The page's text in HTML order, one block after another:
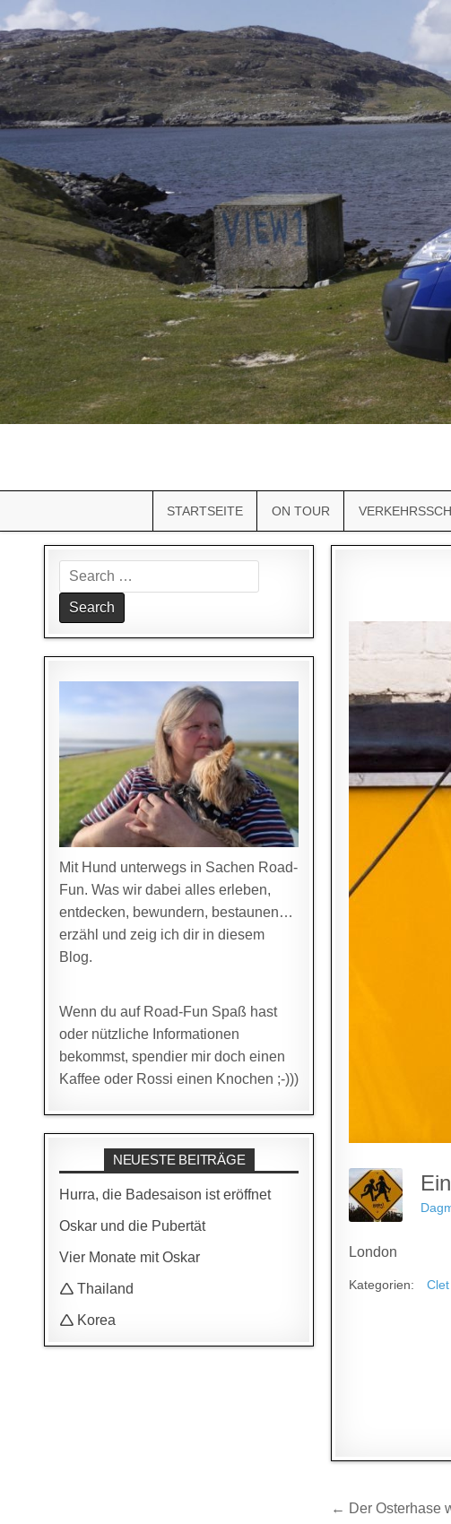
STARTSEITE ON TOUR
London
Kategorien:
← Der Osterhase
Search
for:
Mit Hund unterwegs in Sachen Road-
Fun. Was wir dabei alles erleben,
entdecken, bewundern, bestaunen…
erzähl und zeig ich dir in diesem
Blog.
Wenn du auf Road-Fun Spaß hast
oder nützliche Informationen
bekommst, spendier mir doch einen
Kaffee oder Rossi einen Knochen ;-)))
NEUESTE BEITRÄGE
Hurra, die Badesaison ist eröffnet
Oskar und die Pubertät
Vier Monate mit Oskar
🛆 Thailand
🛆 Korea